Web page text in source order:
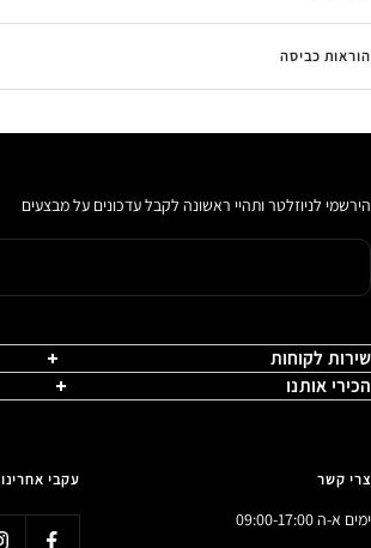
הוראות כביסה
הירשמי לניוזלטר ותהיי ראשונה לקבל עדכונים על מבצעים
שירות לקוחות
הכירי אותנו
צרי קשר
ימים א-ה 09:00-17:00
עקבי אחרינו